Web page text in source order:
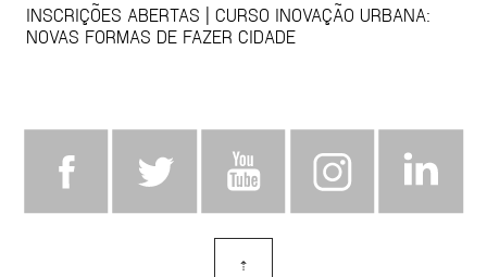
INSCRIÇÕES ABERTAS | CURSO INOVAÇÃO URBANA:
NOVAS FORMAS DE FAZER CIDADE
⇡